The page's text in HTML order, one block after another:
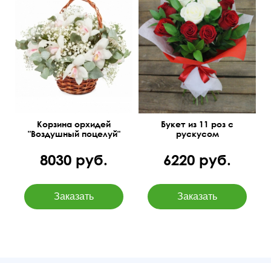
Корзина орхидей
"Воздушный поцелуй"
8030 руб.
Букет из 11 роз с
рускусом
6220 руб.